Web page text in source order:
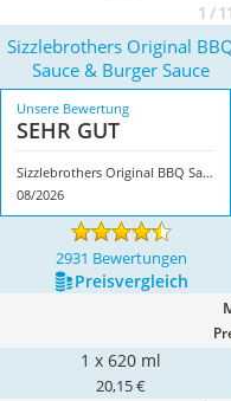
1 / 11
Sizzlebrothers Original
Sauce & Burger Sauce
Unsere Bewertung
SEHR GUT
Sizzlebrothers Original BBQ Sauce & Burger Sauce
08/2026
2931 Bewertungen
Preis­vergleich
1 x 620 ml
20,15 €